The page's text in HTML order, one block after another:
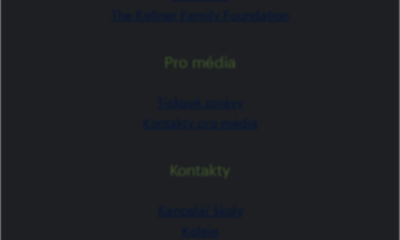
Pro média
Kontakty